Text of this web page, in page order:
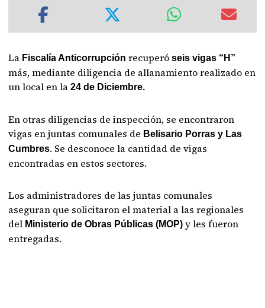
La Fiscalía Anticorrupción recuperó seis vigas “H”
más, mediante diligencia de allanamiento realizado en
un local en la24 de Diciembre.
En otras diligencias de inspección, se encontraron
vigas en juntas comunales de Belisario Porras y Las
Cumbres. Se desconoce la cantidad de vigas
encontradas en estos sectores.
Los administradores de las juntas comunales
aseguran que solicitaron el material a las regionales
del Ministerio de Obras Públicas (MOP)y les fueron
entregadas.